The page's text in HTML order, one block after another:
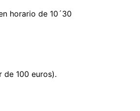
horario de 10´30
de 100 euros).